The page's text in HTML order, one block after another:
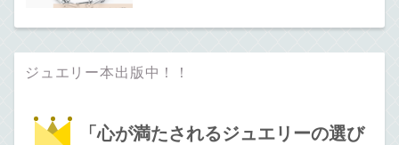
ジュエリー本出版中！！
「心が満たされるジュエリーの選び